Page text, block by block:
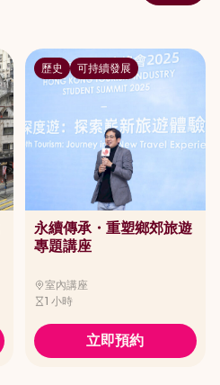
歷史 可持續發展
永續傳承・重塑鄉郊旅遊
專題講座
室內講座
1 小時
立即預約